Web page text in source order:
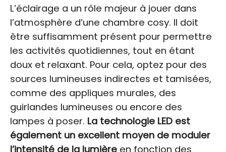
L’éclairage a un rôle majeur à jouer dans
l’atmosphère d’une chambre cosy. Il doit
être suffisamment présent pour permettre
les activités quotidiennes, tout en étant
doux et relaxant. Pour cela, optez pour des
sources lumineuses indirectes et tamisées,
comme des appliques murales, des
guirlandes lumineuses ou encore des
lampes à poser. La technologie LED est
également un excellent moyen de moduler
l’intensité de la lumière en fonction des